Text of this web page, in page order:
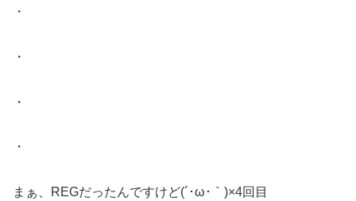
・
・
・
・
まぁ、REGだったんですけど(´･ω･｀)×4回目